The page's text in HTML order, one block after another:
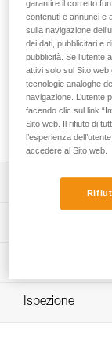
Il freno
singola dei
Garantisce
calata.
meccanico,
freno in risalita.
un’eccellente
torna verso il
l’installazione è
Descrizione
- si utilizza
profilo ad H
un’eccellente
Specifiche
Materiali:
Peso: 255 g
Diametro della
Diametro della
Scarica il pdf
CHICANE-1
Ispezione
garantire il corretto
contenuti e annunci e
sulla navigazione
dei dati, pubblicitari e
pubblicità. Se l’utente
attivi solo sul Sito web
tecnologie analoghe
navigazione. L’utente
facendo clic sul link
Sito web. Il rifiuto di
l’esperienza
accedere al Sito web.